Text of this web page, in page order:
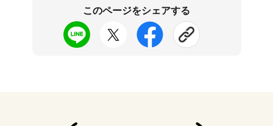
このページをシェアする